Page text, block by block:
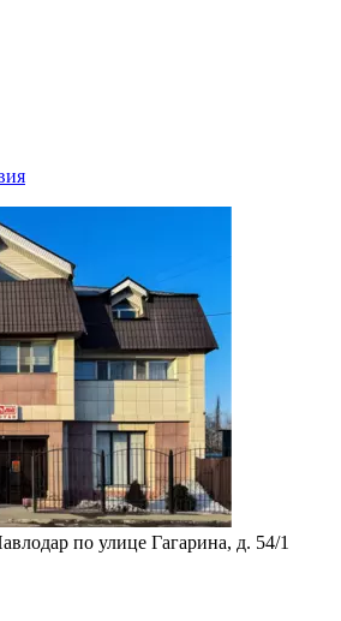
по улице Гагарина, д. 54/1